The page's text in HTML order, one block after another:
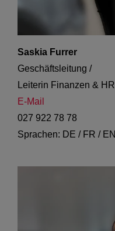
Saskia Furrer
Geschäftsleitung /
Leiterin Finanzen & HR
E-Mail
027 922 78 78
Sprachen: DE / FR / EN